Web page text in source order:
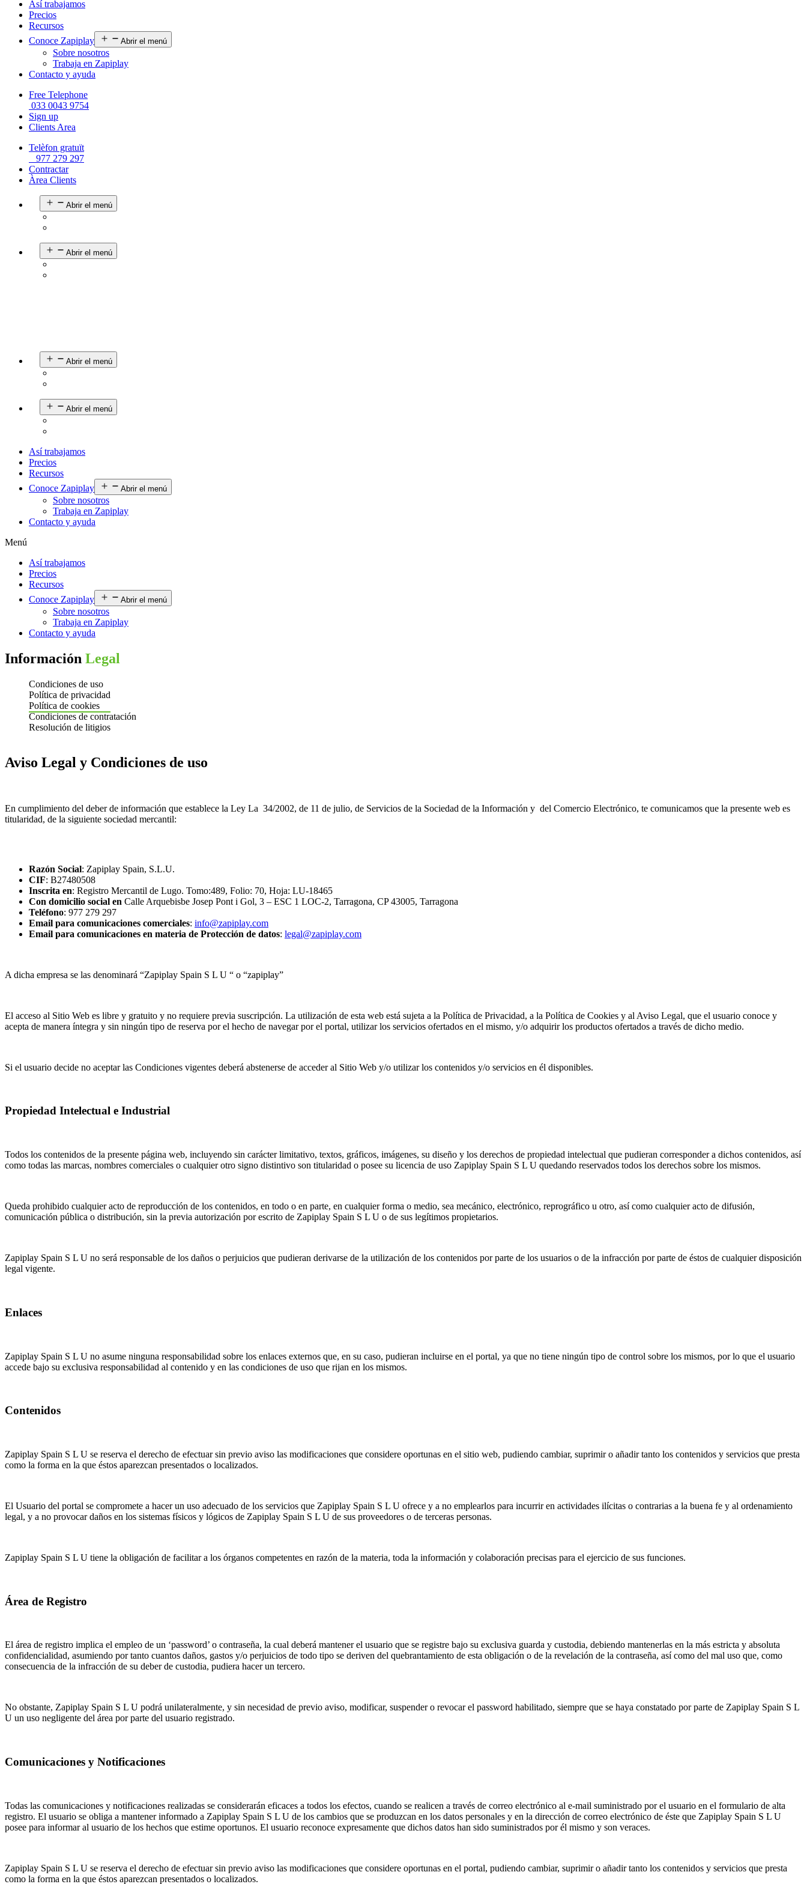
Así trabajamos
Precios
Recursos
Conoce Zapiplay
Abrir el menú
Sobre nosotros
Trabaja en Zapiplay
Contacto y ayuda
Free Telephone
033 0043 9754
Sign up
Clients Area
Telèfon gratuït
977 279 297
Contractar
Àrea Clients
Abrir el menú
Abrir el menú
Abrir el menú
Abrir el menú
Así trabajamos
Precios
Recursos
Conoce Zapiplay
Abrir el menú
Sobre nosotros
Trabaja en Zapiplay
Contacto y ayuda
Menú
Así trabajamos
Precios
Recursos
Conoce Zapiplay
Abrir el menú
Sobre nosotros
Trabaja en Zapiplay
Contacto y ayuda
Información Legal
Condiciones de uso
Política de privacidad
Política de cookies
Condiciones de contratación
Resolución de litigios
Aviso Legal y Condiciones de uso
En cumplimiento del deber de información que establece la Ley La 34/2002, de 11 de julio, de Servicios de la Sociedad de la Información y del Comercio Electrónico, te comunicamos que la presente web es
titularidad, de la siguiente sociedad mercantil:
Razón Social: Zapiplay Spain, S.L.U.
CIF: B27480508
Inscrita en: Registro Mercantil de Lugo. Tomo:489, Folio: 70, Hoja: LU-18465
Con domicilio social en Calle Arquebisbe Josep Pont i Gol, 3 – ESC 1 LOC-2, Tarragona, CP 43005, Tarragona
Teléfono: 977 279 297
Email para comunicaciones comerciales: info@zapiplay.com
Email para comunicaciones en materia de Protección de datos: legal@zapiplay.com
A dicha empresa se las denominará “Zapiplay Spain S L U “ o “zapiplay”
El acceso al Sitio Web es libre y gratuito y no requiere previa suscripción. La utilización de esta web está sujeta a la Política de Privacidad, a la Política de Cookies y al Aviso Legal, que el usuario conoce y
acepta de manera íntegra y sin ningún tipo de reserva por el hecho de navegar por el portal, utilizar los servicios ofertados en el mismo, y/o adquirir los productos ofertados a través de dicho medio.
Si el usuario decide no aceptar las Condiciones vigentes deberá abstenerse de acceder al Sitio Web y/o utilizar los contenidos y/o servicios en él disponibles.
Propiedad Intelectual e Industrial
Todos los contenidos de la presente página web, incluyendo sin carácter limitativo, textos, gráficos, imágenes, su diseño y los derechos de propiedad intelectual que pudieran corresponder a dichos contenidos, así
como todas las marcas, nombres comerciales o cualquier otro signo distintivo son titularidad o posee su licencia de uso Zapiplay Spain S L U quedando reservados todos los derechos sobre los mismos.
Queda prohibido cualquier acto de reproducción de los contenidos, en todo o en parte, en cualquier forma o medio, sea mecánico, electrónico, reprográfico u otro, así como cualquier acto de difusión,
comunicación pública o distribución, sin la previa autorización por escrito de Zapiplay Spain S L U o de sus legítimos propietarios.
Zapiplay Spain S L U no será responsable de los daños o perjuicios que pudieran derivarse de la utilización de los contenidos por parte de los usuarios o de la infracción por parte de éstos de cualquier disposición
legal vigente.
Enlaces
Zapiplay Spain S L U no asume ninguna responsabilidad sobre los enlaces externos que, en su caso, pudieran incluirse en el portal, ya que no tiene ningún tipo de control sobre los mismos, por lo que el usuario
accede bajo su exclusiva responsabilidad al contenido y en las condiciones de uso que rijan en los mismos.
Contenidos
Zapiplay Spain S L U se reserva el derecho de efectuar sin previo aviso las modificaciones que considere oportunas en el sitio web, pudiendo cambiar, suprimir o añadir tanto los contenidos y servicios que presta
como la forma en la que éstos aparezcan presentados o localizados.
El Usuario del portal se compromete a hacer un uso adecuado de los servicios que Zapiplay Spain S L U ofrece y a no emplearlos para incurrir en actividades ilícitas o contrarias a la buena fe y al ordenamiento
legal, y a no provocar daños en los sistemas físicos y lógicos de Zapiplay Spain S L U de sus proveedores o de terceras personas.
Zapiplay Spain S L U tiene la obligación de facilitar a los órganos competentes en razón de la materia, toda la información y colaboración precisas para el ejercicio de sus funciones.
Área de Registro
El área de registro implica el empleo de un ‘password’ o contraseña, la cual deberá mantener el usuario que se registre bajo su exclusiva guarda y custodia, debiendo mantenerlas en la más estricta y absoluta
confidencialidad, asumiendo por tanto cuantos daños, gastos y/o perjuicios de todo tipo se deriven del quebrantamiento de esta obligación o de la revelación de la contraseña, así como del mal uso que, como
consecuencia de la infracción de su deber de custodia, pudiera hacer un tercero.
No obstante, Zapiplay Spain S L U podrá unilateralmente, y sin necesidad de previo aviso, modificar, suspender o revocar el password habilitado, siempre que se haya constatado por parte de Zapiplay Spain S L
U un uso negligente del área por parte del usuario registrado.
Comunicaciones y Notificaciones
Todas las comunicaciones y notificaciones realizadas se considerarán eficaces a todos los efectos, cuando se realicen a través de correo electrónico al e-mail suministrado por el usuario en el formulario de alta
registro. El usuario se obliga a mantener informado a Zapiplay Spain S L U de los cambios que se produzcan en los datos personales y en la dirección de correo electrónico de éste que Zapiplay Spain S L U
posee para informar al usuario de los hechos que estime oportunos. El usuario reconoce expresamente que dichos datos han sido suministrados por él mismo y son veraces.
Zapiplay Spain S L U se reserva el derecho de efectuar sin previo aviso las modificaciones que considere oportunas en el portal, pudiendo cambiar, suprimir o añadir tanto los contenidos y servicios que presta
como la forma en la que éstos aparezcan presentados o localizados.